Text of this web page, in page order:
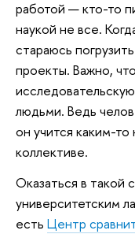
работой — кто-то
наукой не все.
стараюсь
проекты. Важно,
людьми. Ведь
он учится каким-
коллективе.
Оказаться в такой
университетским
есть Центр